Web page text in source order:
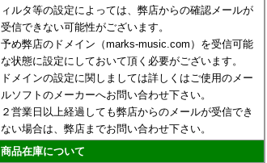
ィルタ等の設定によっては、弊店からの確認メールが
受信できない可能性がございます。
予め弊店のドメイン（marks-music.com）を受信可能
な状態に設定にしておいて頂く必要がございます。
ドメインの設定に関しましては詳しくはご使用のメー
ルソフトのメーカーへお問い合わせ下さい。
２営業日以上経過しても弊店からのメールが受信でき
ない場合は、弊店までお問い合わせ下さい。
商品在庫について